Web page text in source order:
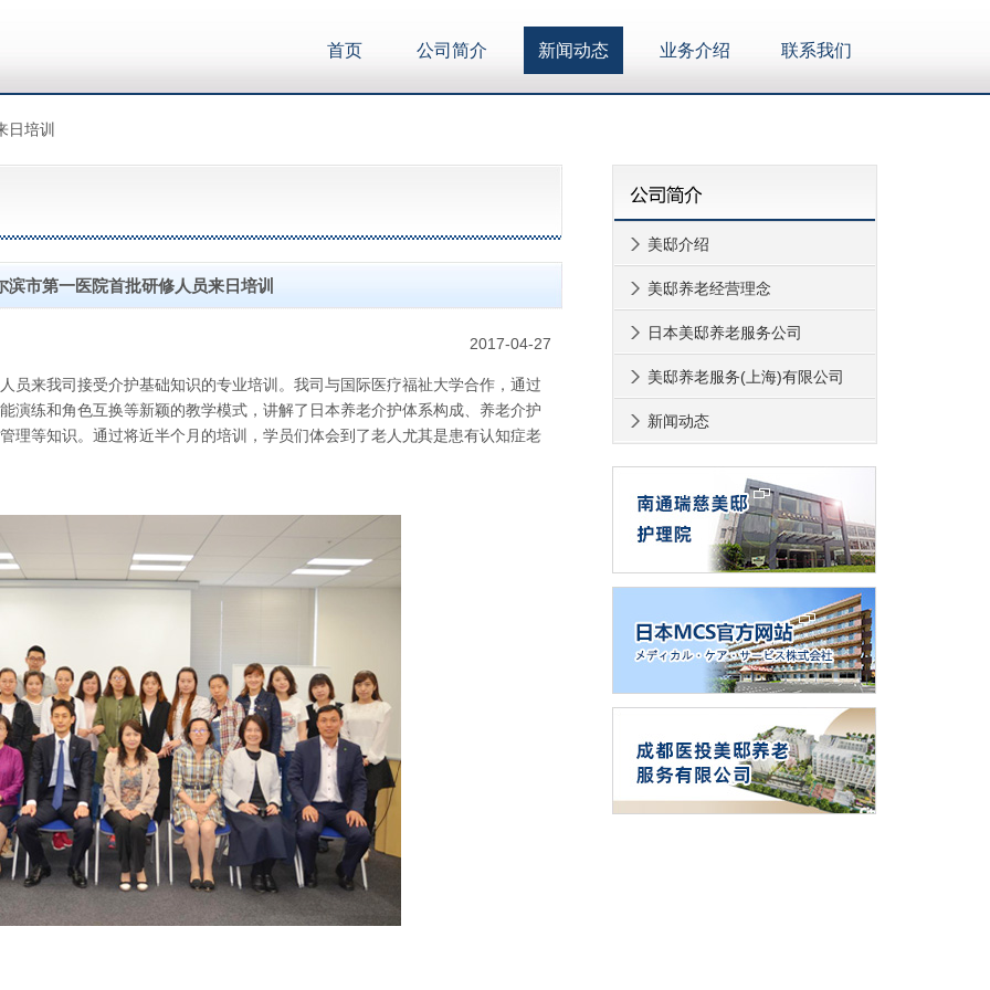
首页 公司简介 新闻动态 业务介绍 联系我们
日培训
滨市第一医院首批研修人员来日培训
2017-04-27
员来我司接受介护基础知识的专业培训。我司与国际医疗福祉大学合作，通过
演练和角色互换等新颖的教学模式，讲解了日本养老介护体系构成、养老介护
理等知识。通过将近半个月的培训，学员们体会到了老人尤其是患有认知症老
美邸介绍
美邸养老经营理念
日本美邸养老服务公司
美邸养老服务(上海)有限公司
新闻动态